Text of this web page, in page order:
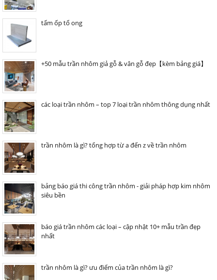
tấm ốp tổ ong
+50 mẫu trần nhôm giả gỗ & vân gỗ đẹp【kèm bảng giá】
các loại trần nhôm – top 7 loại trần nhôm thông dụng nhất
trần nhôm là gì? tổng hợp từ a đến z về trần nhôm
bảng báo giá thi công trần nhôm - giải pháp hợp kim nhôm
siêu bền
báo giá trần nhôm các loại – cập nhật 10+ mẫu trần đẹp
nhất
trần nhôm là gì? ưu điểm của trần nhôm là gì?